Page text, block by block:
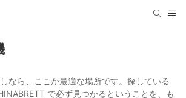
なら、ここが最適な場所です。探している
で必ず見つかるということを、も